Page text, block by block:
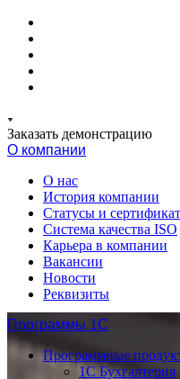
Заказать демонстрацию
О компании
О нас
История компании
Статусы и
Система качества ISO
Карьера в компании
Вакансии
Новости
Реквизиты
Программы 1С
Программные
1С Бухгалтерия